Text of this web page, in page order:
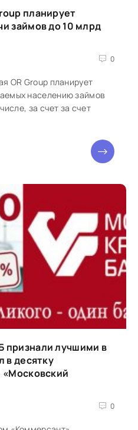
планирует
займов до 10 млрд
0
OR Group планирует
населению займов
за счет за счет
лучшими в
в десятку
«Московский
0